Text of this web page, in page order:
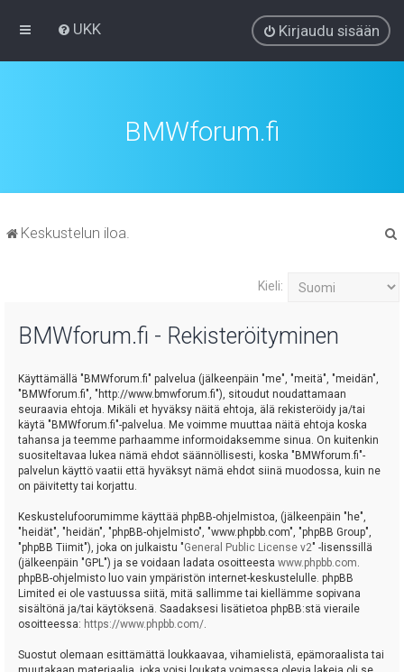
UKK Kirjaudu sisään
BMWforum.fi
Keskustelun iloa.
Kieli:
BMWforum.fi - Rekisteröityminen
Käyttämällä "BMWforum.fi" palvelua (jälkeenpäin "me", "meitä", "meidän",
"BMWforum.fi", "http://www.bmwforum.fi"), sitoudut noudattamaan
seuraavia ehtoja. Mikäli et hyväksy näitä ehtoja, älä rekisteröidy ja/tai
käytä "BMWforum.fi"-palvelua. Me voimme muuttaa näitä ehtoja koska
tahansa ja teemme parhaamme informoidaksemme sinua. On kuitenkin
suositeltavaa lukea nämä ehdot säännöllisesti, koska "BMWforum.fi"-
palvelun käyttö vaatii että hyväksyt nämä ehdot siinä muodossa, kuin ne
on päivitetty tai korjattu.
Keskustelufoorumimme käyttää phpBB-ohjelmistoa, (jälkeenpäin "he",
"heidät", "heidän", "phpBB-ohjelmisto", "www.phpbb.com", "phpBB Group",
"phpBB Tiimit"), joka on julkaistu "General Public License v2" -lisenssillä
(jälkeenpäin "GPL") ja se voidaan ladata osoitteesta www.phpbb.com
phpBB-ohjelmisto luo vain ympäristön internet-keskustelulle. phpBB
Limited ei ole vastuussa siitä, mitä sallimme tai kiellämme sopivana
sisältönä ja/tai käytöksenä. Saadaksesi lisätietoa phpBB:stä vieraile
osoitteessa: https://www.phpbb.com/
Suostut olemaan esittämättä loukkaavaa, vihamielistä, epämoraalista tai